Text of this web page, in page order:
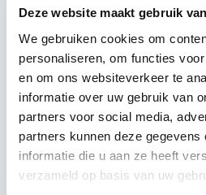
Deze website maakt gebruik
We gebruiken cookies om
personaliseren, om functies
en om ons websiteverkeer te
informatie over uw gebruik van
partners voor social media,
partners kunnen deze
informatie die u aan ze heeft
verzameld op basis van uw
import uitgesloten,
contract er niet twee
keer in komt.
Staat uw
systeem er niet
contact op